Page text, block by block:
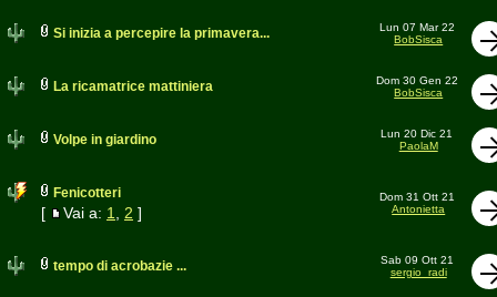
Si inizia a percepire la primavera...
Lun 07 Mar 22
BobSisca
La ricamatrice mattiniera
Dom 30 Gen 22
BobSisca
Volpe in giardino
Lun 20 Dic 21
PaolaM
Fenicotteri
[ Vai a: 1 2 ]
Dom 31 Ott 21
Antonietta
tempo di acrobazie ...
Sab 09 Ott 21
sergio_radi